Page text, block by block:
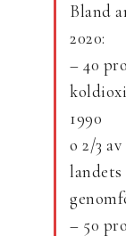
Bland
2020:
– 40
1990
o 2/3
landets
– 50